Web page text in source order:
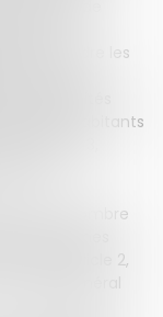
au sein de
prévoit
et d’étendre les
conseil
collectivités
de 500 habitants
(article 3,
des
le nombre
communes
(article 2,
code général